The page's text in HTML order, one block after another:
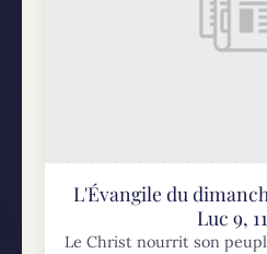
L'Évangile du
Luc 9,
Le Christ nourrit son